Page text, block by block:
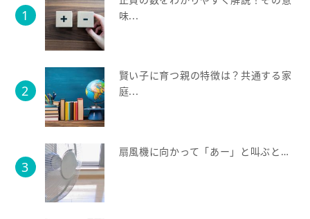
味...
賢い子に育つ親の特徴は？共通する家
庭...
扇風機に向かって「あー」と叫ぶと…